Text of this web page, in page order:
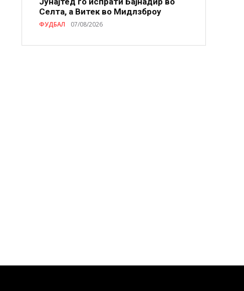
Селта, а Витек во Мидлзброу
ФУДБАЛ 07/08/2026